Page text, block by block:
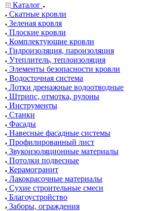
Каталог
Скатные кровли
Зеленая кровля
Плоские кровли
Комплектующие кровли
Гидроизоляция, пароизоляция
Утеплитель, теплоизоляция
Элементы безопасности кровли
Водосточная система
Лотки дренажные водоотводные
Штрипс, отмотка, рулоны
Инструменты
Станки
Фасады
Навесные фасадные системы
Профилированный лист
Звукоизоляционные материалы
Потолки подвесные
Керамогранит
Лакокрасочные материалы
Сухие строительные смеси
Благоустройство
Заборы, ограждения